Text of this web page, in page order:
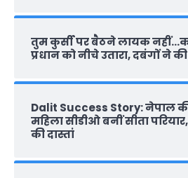
तुम कुर्सी पर बैठने लायक
प्रधान को नीचे उतारा, दबंगों ने
Dalit Success Story: नेपाल
महिला सीडीओ बनीं सीता
की दास्‍तां